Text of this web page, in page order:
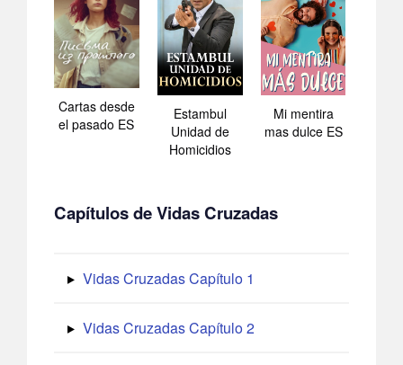
Cartas desde
el pasado ES
Estambul
Unidad de
Homicidios
Mi mentira
mas dulce ES
Capítulos de Vidas Cruzadas
Vidas Cruzadas Capítulo 1
Vidas Cruzadas Capítulo 2